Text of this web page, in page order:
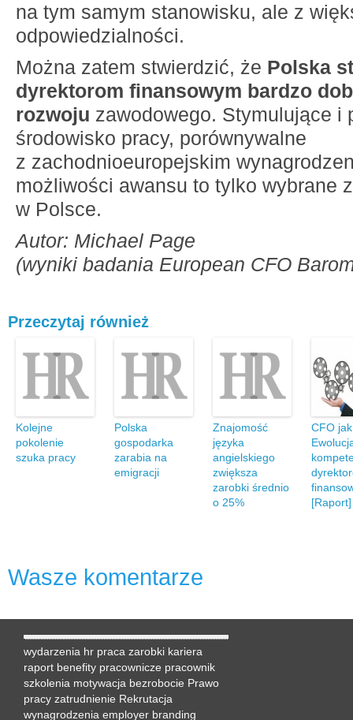
na tym samym stanowisku, ale z
odpowiedzialności.
Można zatem stwierdzić, że Polska
dyrektorom finansowym bardzo
rozwoju zawodowego. Stymulujące i
środowisko pracy, porównywalne
z zachodnioeuropejskim
możliwości awansu to tylko wybrane
w Polsce.
Autor: Michael Page
(wyniki badania European CFO
Przeczytaj również
Kolejne
pokolenie
szuka pracy
Polska
gospodarka
zarabia na
emigracji
Znajomość
języka
angielskiego
zwiększa
zarobki średnio
o 25%
CFO
[Raport]
Wasze komentarze
wydarzenia hr praca zarobki kariera
raport benefity pracownicze pracownik
szkolenia motywacja bezrobocie Prawo
pracy zatrudnienie Rekrutacja
wynagrodzenia employer branding